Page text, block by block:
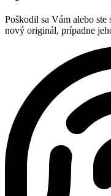
Poškodil sa Vám alebo
nový originál, prípadne